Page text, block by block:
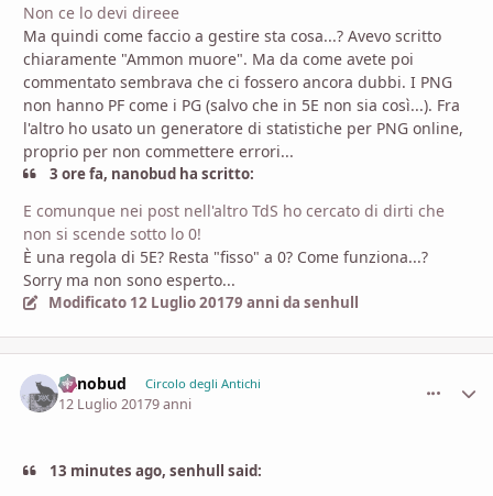
Non ce lo devi direee
Ma quindi come faccio a gestire sta cosa...? Avevo scritto
chiaramente "Ammon muore". Ma da come avete poi
commentato sembrava che ci fossero ancora dubbi. I PNG
non hanno PF come i PG (salvo che in 5E non sia così...). Fra
l'altro ho usato un generatore di statistiche per PNG online,
proprio per non commettere errori...
3 ore fa, nanobud ha scritto:
E comunque nei post nell'altro TdS ho cercato di dirti che
non si scende sotto lo 0!
È una regola di 5E? Resta "fisso" a 0? Come funziona...?
Sorry ma non sono esperto...
Modificato 12 Luglio 20179 anni da senhull
nanobud Circolo degli Antichi
12 Luglio 20179 anni
13 minutes ago, senhull said: